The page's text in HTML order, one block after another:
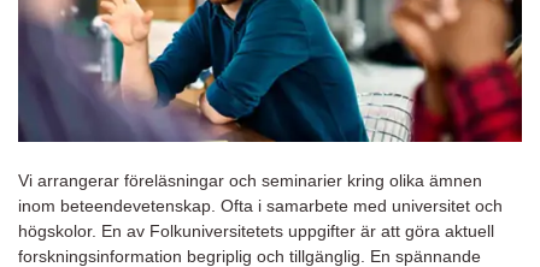
Vi arrangerar föreläsningar och seminarier kring olika ämnen
inom beteendevetenskap. Ofta i samarbete med universitet och
högskolor. En av Folkuniversitetets uppgifter är att göra aktuell
forskningsinformation begriplig och tillgänglig. En spännande